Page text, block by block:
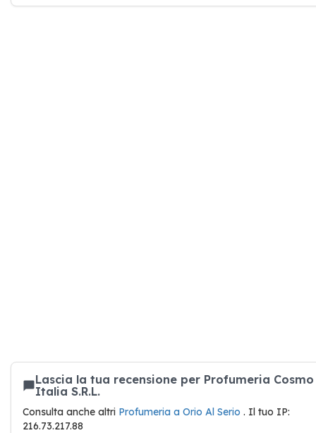
Lascia la tua recensione per Profumeria Cosmo
Italia S.R.L.
Consulta anche altri Profumeria a Orio Al Serio . Il tuo IP:
216.73.217.88